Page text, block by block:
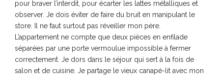
pour braver l’interdit, pour écarter les lattes métalliques et
observer. Je dois éviter de faire du bruit en manipulant le
store. Il ne faut surtout pas réveiller mon père.
L’appartement ne compte que deux pièces en enfilade
séparées par une porte vermoulue impossible à fermer
correctement. Je dors dans le séjour qui sert à la fois de
salon et de cuisine. Je partage le vieux canapé-lit avec mon